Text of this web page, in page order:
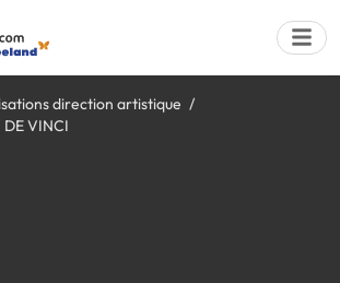
direction artistique
DE VINCI